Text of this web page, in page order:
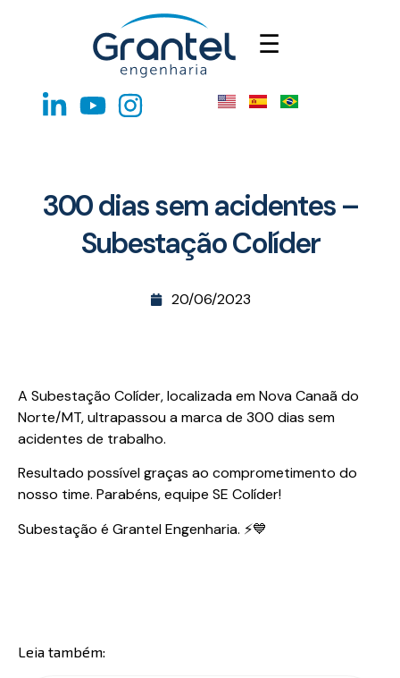
☰
300 dias sem acidentes –
Subestação Colíder
20/06/2023
A Subestação Colíder, localizada em Nova Canaã do
Norte/MT, ultrapassou a marca de 300 dias sem
acidentes de trabalho.
Resultado possível graças ao comprometimento do
nosso time. Parabéns, equipe SE Colíder!
Subestação é Grantel Engenharia. ⚡💙
Leia também: